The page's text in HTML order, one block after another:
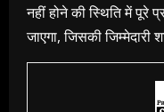
नहीं होने की स्थिति में पूरे
जाएगा, जिसकी जिम्मेदारी